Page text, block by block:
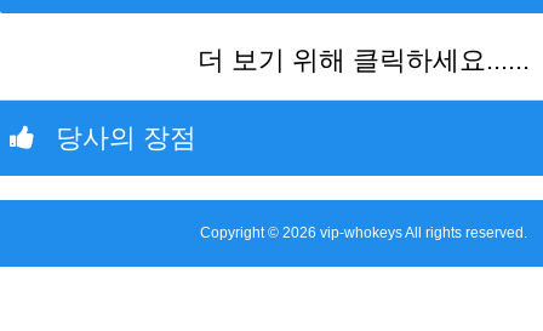
더 보기 위해 클릭하세요......
당사의 장점
Copyright © 2026 vip-whokeys All rights reserved.